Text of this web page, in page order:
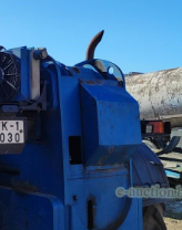
контроле,
возможно
дефектов.
начала электронных
Регламента)
торгов
РСУ"